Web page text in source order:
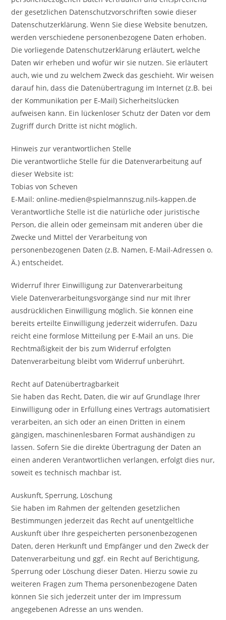
der gesetzlichen Datenschutzvorschriften sowie dieser
Datenschutzerklärung. Wenn Sie diese Website benutzen,
werden verschiedene personenbezogene Daten erhoben.
Die vorliegende Datenschutzerklärung erläutert, welche
Daten wir erheben und wofür wir sie nutzen. Sie erläutert
auch, wie und zu welchem Zweck das geschieht. Wir weisen
darauf hin, dass die Datenübertragung im Internet (z.B. bei
der Kommunikation per E-Mail) Sicherheitslücken
aufweisen kann. Ein lückenloser Schutz der Daten vor dem
Zugriff durch Dritte ist nicht möglich.
Hinweis zur verantwortlichen Stelle
Die verantwortliche Stelle für die Datenverarbeitung auf
dieser Website ist:
Tobias von Scheven
E-Mail: online-medien@spielmannszug.nils-kappen.de
Verantwortliche Stelle ist die natürliche oder juristische
Person, die allein oder gemeinsam mit anderen über die
Zwecke und Mittel der Verarbeitung von
personenbezogenen Daten (z.B. Namen, E-Mail-Adressen o.
Ä.) entscheidet.
Widerruf Ihrer Einwilligung zur Datenverarbeitung
Viele Datenverarbeitungsvorgänge sind nur mit Ihrer
ausdrücklichen Einwilligung möglich. Sie können eine
bereits erteilte Einwilligung jederzeit widerrufen. Dazu
reicht eine formlose Mitteilung per E-Mail an uns. Die
Rechtmäßigkeit der bis zum Widerruf erfolgten
Datenverarbeitung bleibt vom Widerruf unberührt.
Recht auf Datenübertragbarkeit
Sie haben das Recht, Daten, die wir auf Grundlage Ihrer
Einwilligung oder in Erfüllung eines Vertrags automatisiert
verarbeiten, an sich oder an einen Dritten in einem
gängigen, maschinenlesbaren Format aushändigen zu
lassen. Sofern Sie die direkte Übertragung der Daten an
einen anderen Verantwortlichen verlangen, erfolgt dies nur,
soweit es technisch machbar ist.
Auskunft, Sperrung, Löschung
Sie haben im Rahmen der geltenden gesetzlichen
Bestimmungen jederzeit das Recht auf unentgeltliche
Auskunft über Ihre gespeicherten personenbezogenen
Daten, deren Herkunft und Empfänger und den Zweck der
Datenverarbeitung und ggf. ein Recht auf Berichtigung,
Sperrung oder Löschung dieser Daten. Hierzu sowie zu
weiteren Fragen zum Thema personenbezogene Daten
können Sie sich jederzeit unter der im Impressum
angegebenen Adresse an uns wenden.